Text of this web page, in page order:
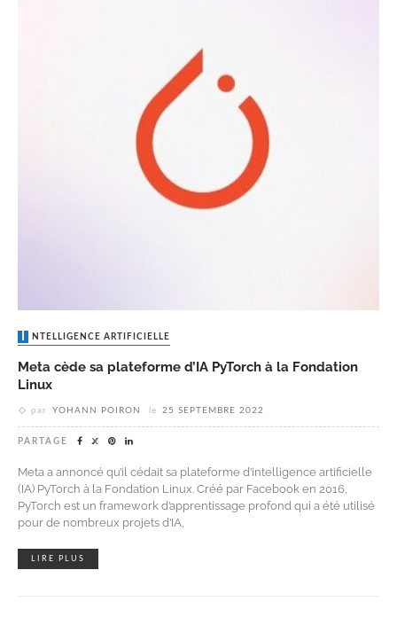
INTELLIGENCE ARTIFICIELLE
Meta cède sa plateforme d’IA PyTorch à la Fondation
Linux
par YOHANN POIRON le 25 SEPTEMBRE 2022
PARTAGE
Meta a annoncé qu’il cédait sa plateforme d’intelligence artificielle
(IA) PyTorch à la Fondation Linux. Créé par Facebook en 2016,
PyTorch est un framework d’apprentissage profond qui a été utilisé
pour de nombreux projets d’IA,
LIRE PLUS